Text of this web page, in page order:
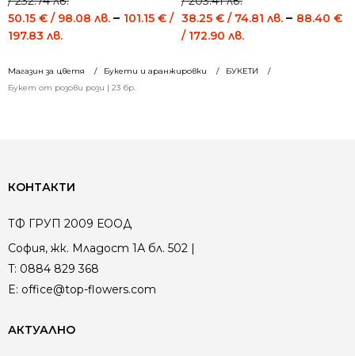
Магазин за цветя Букети и аранжировки
БУКЕТИ
Букет от розови рози | 23 бр.
range:
59.00 €
115.39 лв.
through
50.15 € / 98.08 лв. – 101.15 € /
197.83 лв.Price
50.15 €
/
range:
45.00 €
88.01 лв.
38.25 € / 74.81 лв. – 88.40 €
/ 172.90 лв.Price
38.25 €
КОНТАКТИ
ТФ ГРУП 2009 ЕООД
София, жк. Младост 1А бл. 502 |
T: 0884 829 368
E: office@top-flowers.com
АКТУАЛНО